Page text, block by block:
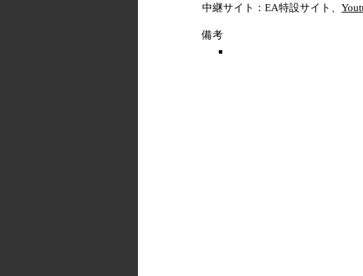
中継サイト：EA特設サイト、
備考